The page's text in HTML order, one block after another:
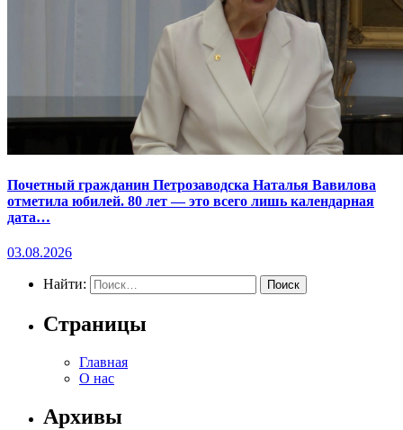
Почетный гражданин Петрозаводска Наталья Вавилова
отметила юбилей. 80 лет — это всего лишь календарная
дата…
03.08.2026
Найти:
Страницы
Главная
О нас
Архивы